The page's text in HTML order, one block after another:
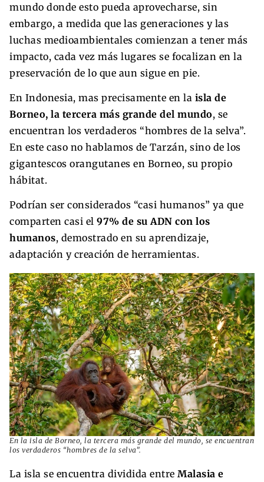
mundo donde esto pueda aprovecharse, sin
embargo, a medida que las generaciones y las
luchas medioambientales comienzan a tener más
impacto, cada vez más lugares se focalizan en la
preservación de lo que aun sigue en pie.
En Indonesia, mas precisamente en la isla de
Borneo, la tercera más grande del mundo, se
encuentran los verdaderos “hombres de la selva”.
En este caso no hablamos de Tarzán, sino de los
gigantescos orangutanes en Borneo, su propio
hábitat.
Podrían ser considerados “casi humanos” ya que
comparten casi el 97% de su ADN con los
humanos, demostrado en su aprendizaje,
adaptación y creación de herramientas.
En la isla de Borneo, la tercera más grande del mundo, se encuentran
los verdaderos “hombres de la selva”.
La isla se encuentra dividida entre Malasia e